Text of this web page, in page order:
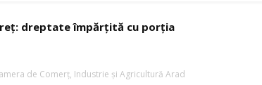
dreptate împărțită cu porția
de Comerț, Industrie și Agricultură Arad